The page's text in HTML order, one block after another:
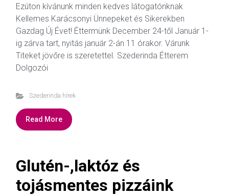
Ezúton kívánunk minden kedves látogatónknak
Kellemes Karácsonyi Ünnepeket és Sikerekben
Gazdag Új Évet! Éttermünk December 24-től Január 1-
ig zárva tart, nyitás január 2-án 11 órakor. Várunk
Titeket jövőre is szeretettel. Szederinda Étterem
Dolgozói
Szederinda hírek
Read More
Glutén-,laktóz és
tojásmentes pizzáink